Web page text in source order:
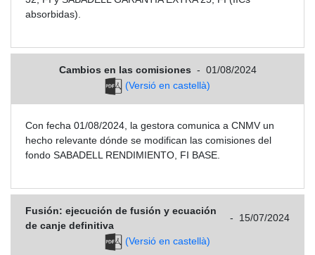
absorbidas).
Cambios en las comisiones - 01/08/2024
(Versió en castellà)
Con fecha 01/08/2024, la gestora comunica a CNMV un
hecho relevante dónde se modifican las comisiones del
fondo SABADELL RENDIMIENTO, FI BASE.
Fusión: ejecución de fusión y ecuación
de canje definitiva
- 15/07/2024
(Versió en castellà)